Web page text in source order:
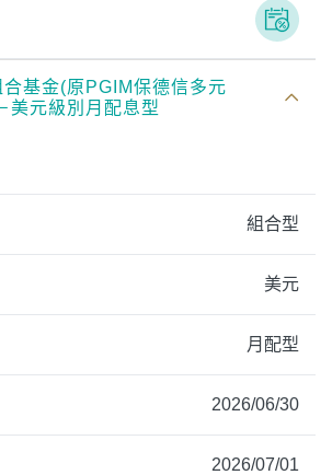
基金(原PGIM保德信多元
美元級別月配息型
組合型
美元
月配型
2026/06/30
2026/07/01